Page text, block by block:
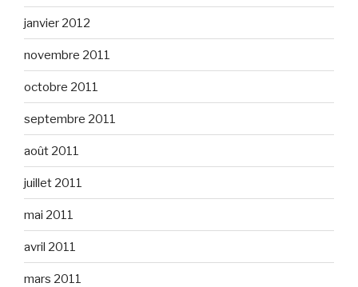
janvier 2012
novembre 2011
octobre 2011
septembre 2011
août 2011
juillet 2011
mai 2011
avril 2011
mars 2011